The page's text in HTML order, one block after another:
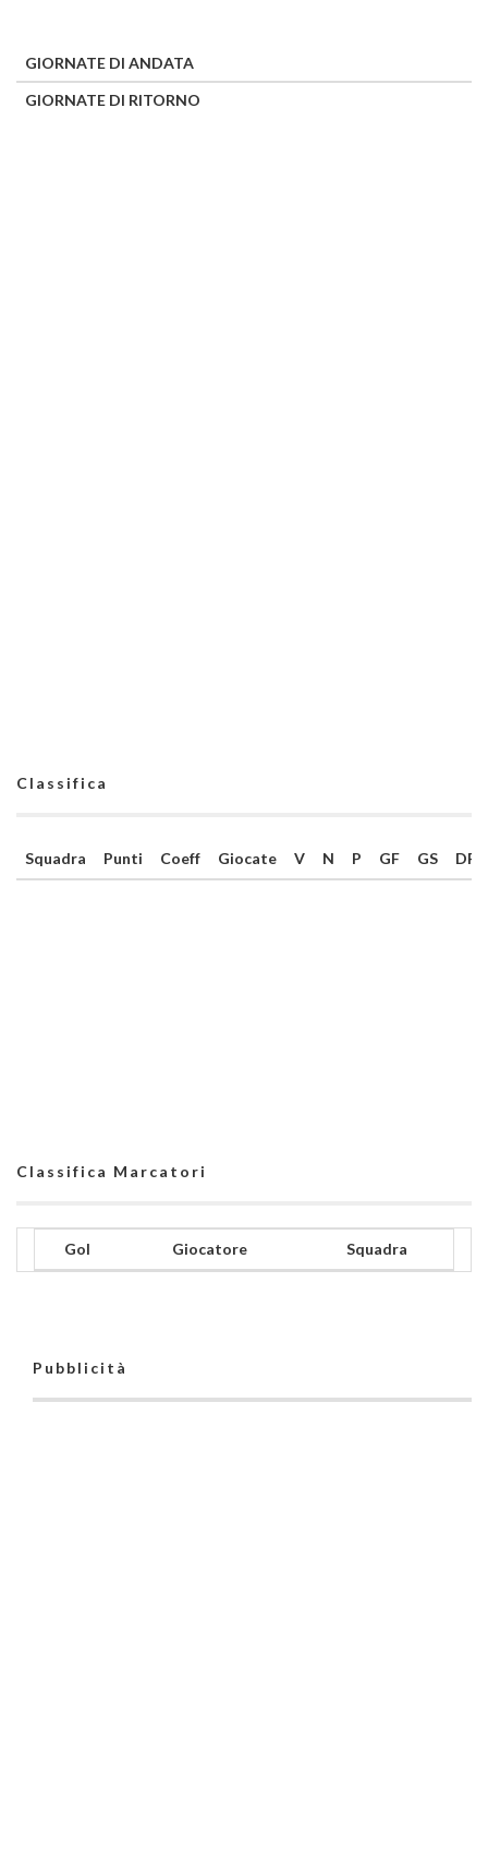
GIORNATE DI ANDATA
GIORNATE DI RITORNO
Classifica
Squadra Punti Coeff Giocate V N P GF GS DR
Classifica Marcatori
Gol Giocatore Squadra
Pubblicità